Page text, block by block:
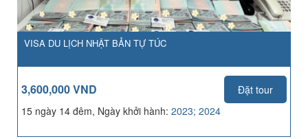
VISA DU LỊCH NHẬT BẢN TỰ TÚC
3,600,000 VND
Đặt tour
15 ngày 14 đêm, Ngày khởi hành: 2023; 2024